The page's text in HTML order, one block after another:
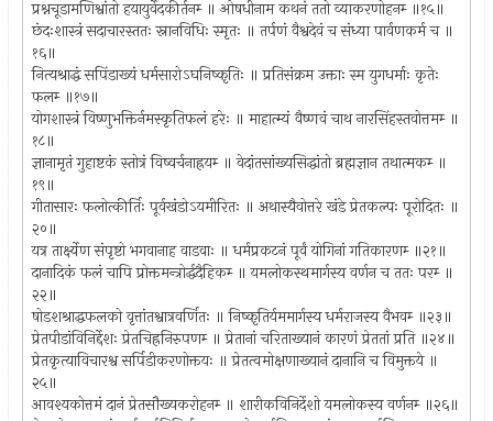
प्रश्नचूडामणिश्वांतो हयायुर्वेदकीर्तनम्‍ ॥ ओषधीनाम कथनं ततो व्याकरणोहनम्‍ ॥१५॥
छंदःशास्त्रं सदाचारस्ततः स्नानविधिः स्मृतः ॥ तर्पणं वैश्वदेवं च संध्या पार्वणकर्म च ॥
१६॥
नित्यश्राद्धं सपिंडाख्यं धर्मसारोऽघनिष्कृतिः ॥ प्रतिसंक्रम उक्ताः स्म युगधर्माः कृतेः
फलम्‍ ॥१७॥
योगशास्त्रं विष्णुभक्तिर्नमस्कृतिफलं हरेः ॥ माहात्म्यं वैष्णवं चाथ नारसिंहस्तवोत्तमम्‍ ॥
१८॥
ज्ञानामृतं गुहाष्टकं स्तोत्रं विष्वर्चनाह्रयम्‍ ॥ वेदांतसांख्यसिद्धांतो ब्रह्मज्ञान तथात्मकम्‍ ॥
१९॥
गीतासारः फलोत्कीर्तिः पूर्वखंडोऽयमीरितः ॥ अथास्यैवोत्तरे खंडे प्रेतकल्पः पूरोदितः ॥
२०॥
यत्र तार्क्ष्येण संपृष्टो भगवानाह वाडवाः ॥ धर्मप्रकटनं पूर्वं योगिनां गतिकारणम्‍ ॥२१॥
दानादिकं फलं चापि प्रोक्तमन्त्रोर्द्धदैहिकम्‍ ॥ यमलोकस्थमार्गस्य वर्णन च ततः परम्‍ ॥
२२॥
षोडशश्राद्धफलको वृत्तांतश्वात्रवर्णितः ॥ निष्कृतिर्यममार्गस्य धर्मराजस्य वैभवम्‍ ॥२३॥
प्रेतपीडांविनिर्द्देशः प्रेतचिह्रनिरुपणम्‍ ॥ प्रेतानां चरिताख्यानं कारणं प्रेततां प्रति ॥२४॥
प्रेतकृत्याविचारश्व सर्पिडीकरणोक्तयः ॥ प्रेतत्वमोक्षणाख्यानं दानानि च विमुक्तये ॥
२५॥
आवश्यकोत्तमं दानं प्रेतसौख्यकरोहनम्‍ ॥ शारीकविनिर्देशो यमलोकस्य वर्णनम्‍ ॥२६॥